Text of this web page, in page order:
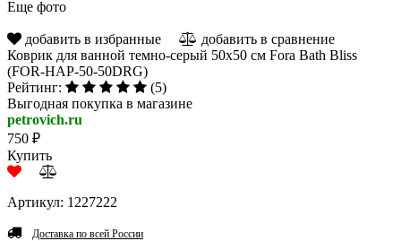
Еще фото
добавить в избранные
добавить в сравнение
Коврик для ванной темно-серый 50х50 см Fora Bath Bliss
(FOR-HAP-50-50DRG)
Рейтинг:
(5)
Выгодная покупка в магазине
petrovich.ru
750 ₽
Купить
Артикул: 1227222
Доставка по всей России